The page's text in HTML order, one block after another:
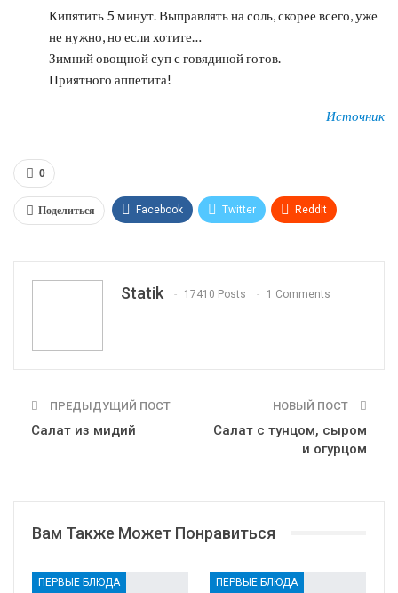
Кипятить 5 минут. Выправлять на соль, скорее всего, уже
не нужно, но если хотите…
Зимний овощной суп с говядиной готов.
Приятного аппетита!
Источник
0
Поделиться Facebook Twitter ReddIt
Statik 17410 Posts 1 Comments
ПРЕДЫДУЩИЙ ПОСТ
Салат из мидий
НОВЫЙ ПОСТ
Салат с тунцом, сыром
и огурцом
Вам Также Может Понравиться
ПЕРВЫЕ БЛЮДА ПЕРВЫЕ БЛЮДА